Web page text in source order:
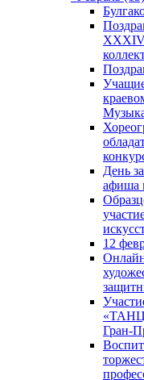
XXXIV
День
афиша
12
Гран-